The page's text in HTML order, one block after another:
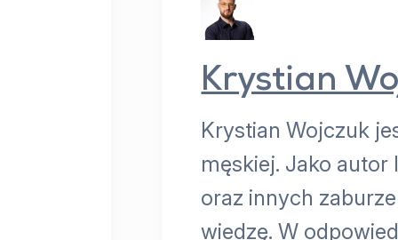
Krystian
Krystian Wojczuk
męskiej. Jako
oraz innych
wiedzę. W